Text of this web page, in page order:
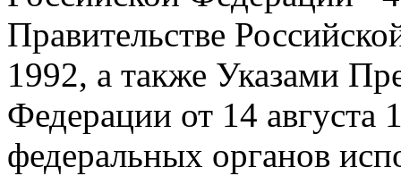
Правительстве
1992, а также Указами
Федерации от 14 августа
федеральных органов